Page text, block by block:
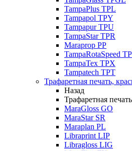
TampaPlus TPL
Tampapol TPY
Tampapur TPU
TampaStar TPR
Maraprop PP
TampaRotaSpeed
TampaTex TPX
Tampatech TPT
Трафаретная печать,
Назад
Трафаретная
MaraGloss GO
MaraStar SR
Maraplan PL
Libraprint LIP
Libragloss LIG